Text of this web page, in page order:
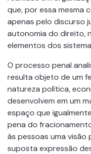
que, por essa mesma
apenas pelo discurso
autonomia do direito,
elementos dos
O processo penal
resulta objeto de um
natureza política,
desenvolvem em um
espaço que
pena do
às pessoas uma
suposta expressão